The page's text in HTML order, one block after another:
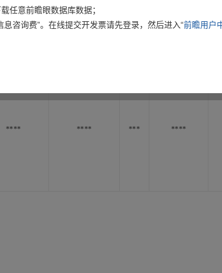
**** ****
**** **** *** ****
任意前瞻眼数据库数据；
咨询费”。在线提交开发票请先登录，然后进入“前瞻用户